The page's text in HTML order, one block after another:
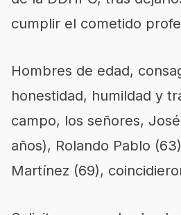
cumplir el cometido
Hombres de edad,
honestidad, humildad y
campo, los señores,
años), Rolando Pablo
Martínez (69), coincid